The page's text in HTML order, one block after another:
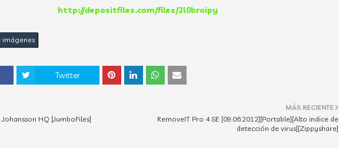
http://depositfiles.com/files/2l0broipy
imágenes
Twitter
MÁS RECIENTE
RemoveIT Pro 4 SE [09.06.2012][Portable][Alto indice de
detección de virus][Zippyshare]
HQ [JumboFiles]